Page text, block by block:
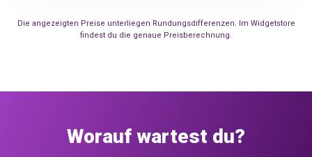
Die angezeigten Preise unterliegen Rundungsdifferenzen. Im Widgetstore
findest du die genaue Preisberechnung.
Worauf wartest du?